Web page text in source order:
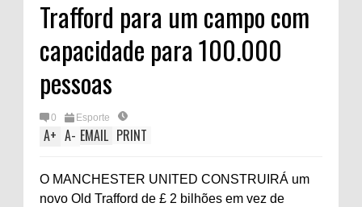
Trafford para um campo com
capacidade para 100.000
pessoas
0 Esporte
A+ A- EMAIL PRINT
O MANCHESTER UNITED CONSTRUIRÁ um
novo Old Trafford de £ 2 bilhões em vez de